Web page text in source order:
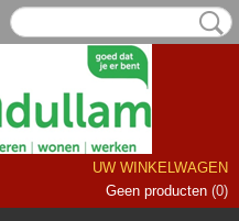
UW WINKELWAGEN
Geen producten (0)